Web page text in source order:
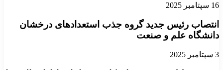
16 سپتامبر 2025
انتصاب رئیس جدید گروه جذب استعدادهای درخشان
دانشگاه علم و صنعت
3 سپتامبر 2025